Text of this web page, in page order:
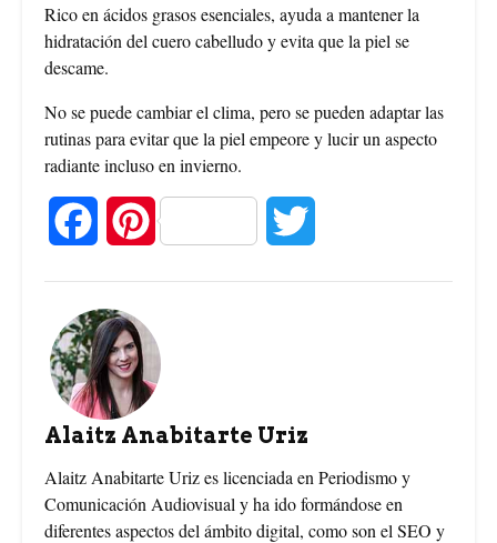
Rico en ácidos grasos esenciales, ayuda a mantener la
hidratación del cuero cabelludo y evita que la piel se
descame.
No se puede cambiar el clima, pero se pueden adaptar las
rutinas para evitar que la piel empeore y lucir un aspecto
radiante incluso en invierno.
c
e
b
o
P
e r
Alaitz Anabitarte Uriz
Alaitz Anabitarte Uriz es licenciada en Periodismo y
Comunicación Audiovisual y ha ido formándose en
diferentes aspectos del ámbito digital, como son el SEO y